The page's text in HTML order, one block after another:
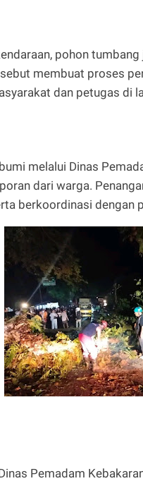
pohon
membuat proses
dan petugas di
melalui Dinas
dari warga.
berkoordinasi dengan
Pemadam